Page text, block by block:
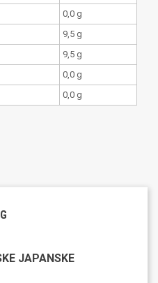
0,0 g
9,5 g
9,5 g
0,0 g
0,0 g
JAPANSKE